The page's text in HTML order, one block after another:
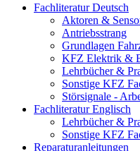
Fachliteratur Deutsch
Aktoren &
Antriebsstrang
Grundlagen
KFZ Elektrik &
Lehrbücher &
Sonstige KFZ
Störsignale -
Fachliteratur Englisch
Lehrbücher &
Sonstige KFZ
Reparaturanleitungen